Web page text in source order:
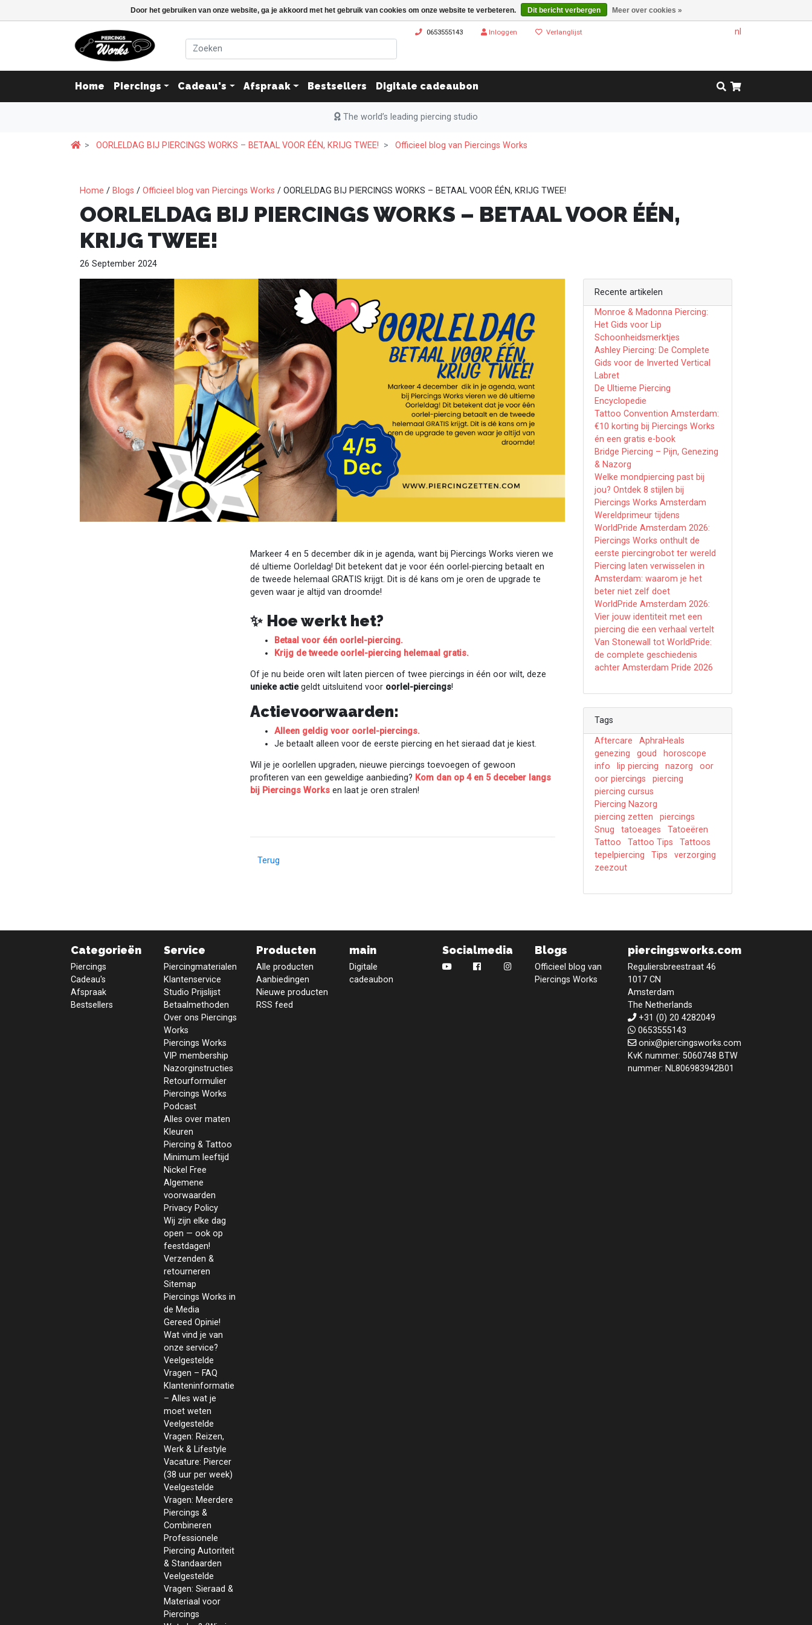
Door het gebruiken van onze website, ga je akkoord met het gebruik van cookies om onze website te verbeteren. Dit bericht verbergen Meer over cookies »
0653555143 Inloggen Verlanglijst nl
Home Piercings Cadeau's Afspraak Bestsellers Digitale cadeaubon
The world’s leading piercing studio
OORLELDAG BIJ PIERCINGS WORKS – BETAAL VOOR ÉÉN, KRIJG TWEE! Officieel blog van Piercings Works
Home / Blogs / Officieel blog van Piercings Works / OORLELDAG BIJ PIERCINGS WORKS – BETAAL VOOR ÉÉN, KRIJG TWEE!
OORLELDAG BIJ PIERCINGS WORKS – BETAAL VOOR ÉÉN,
KRIJG TWEE!
26 September 2024
Markeer 4 en 5 december dik in je agenda, want bij Piercings Works vieren we
dé ultieme Oorleldag! Dit betekent dat je voor één oorlel-piercing betaalt en
de tweede helemaal GRATIS krijgt. Dit is dé kans om je oren de upgrade te
geven waar je altijd van droomde!
✨ Hoe werkt het?
Betaal voor één oorlel-piercing.
Krijg de tweede oorlel-piercing helemaal gratis.
Of je nu beide oren wilt laten piercen of twee piercings in één oor wilt, deze
unieke actiegeldt uitsluitend voor oorlel-piercings!
Actievoorwaarden:
Alleen geldig voor oorlel-piercings.
Je betaalt alleen voor de eerste piercing en het sieraad dat je kiest.
Wil je je oorlellen upgraden, nieuwe piercings toevoegen of gewoon
profiteren van een geweldige aanbieding? Kom dan op 4 en 5 deceber langs
bij Piercings Works en laat je oren stralen!
Terug
Recente artikelen
Monroe & Madonna Piercing:
Het Gids voor Lip
Schoonheidsmerktjes
Ashley Piercing: De Complete
Gids voor de Inverted Vertical
Labret
De Ultieme Piercing
Encyclopedie
Tattoo Convention Amsterdam:
€10 korting bij Piercings Works
én een gratis e-book
Bridge Piercing – Pijn, Genezing
& Nazorg
Welke mondpiercing past bij
jou? Ontdek 8 stijlen bij
Piercings Works Amsterdam
Wereldprimeur tijdens
WorldPride Amsterdam 2026:
Piercings Works onthult de
eerste piercingrobot ter wereld
Piercing laten verwisselen in
Amsterdam: waarom je het
beter niet zelf doet
WorldPride Amsterdam 2026:
Vier jouw identiteit met een
piercing die een verhaal vertelt
Van Stonewall tot WorldPride:
de complete geschiedenis
achter Amsterdam Pride 2026
Tags
Aftercare
AphraHeals
genezing
goud
horoscope
info
lip piercing nazorg
oor
oor piercings
piercing
piercing cursus
Piercing Nazorg
piercing zetten
piercings
Snug
tatoeages
Tatoeëren
Tattoo
Tattoo Tips
Tattoos
tepelpiercing
Tips
verzorging
zeezout
Categorieën
Piercings
Cadeau's
Afspraak
Bestsellers
Service
Piercingmaterialen
Klantenservice
Studio Prijslijst
Betaalmethoden
Over ons Piercings
Works
Piercings Works
VIP membership
Nazorginstructies
Retourformulier
Piercings Works
Podcast
Alles over maten
Kleuren
Piercing & Tattoo
Minimum leeftijd
Nickel Free
Algemene
voorwaarden
Privacy Policy
Wij zijn elke dag
open — ook op
feestdagen!
Verzenden &
retourneren
Sitemap
Piercings Works in
de Media
Gereed Opinie!
Wat vind je van
onze service?
Veelgestelde
Vragen – FAQ
Klanteninformatie
– Alles wat je
moet weten
Veelgestelde
Vragen: Reizen,
Werk & Lifestyle
Vacature: Piercer
(38 uur per week)
Veelgestelde
Vragen: Meerdere
Piercings &
Combineren
Professionele
Piercing Autoriteit
& Standaarden
Veelgestelde
Vragen: Sieraad &
Materiaal voor
Piercings
Producten
Alle producten
Aanbiedingen
Nieuwe producten
RSS feed
main
Digitale
cadeaubon
Socialmedia Blogs
Officieel blog van
Piercings Works
piercingsworks.com
Reguliersbreestraat 46
1017 CN
Amsterdam
The Netherlands
+31 (0) 20 4282049
0653555143
onix@piercingsworks.com
KvK nummer: 5060748 BTW
nummer: NL806983942B01